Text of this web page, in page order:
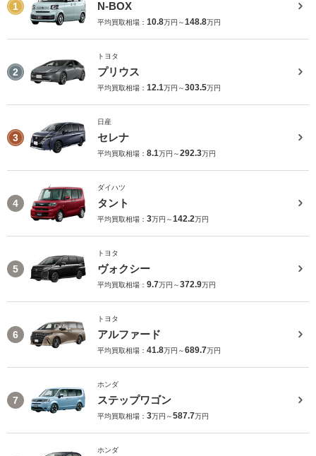
1 N-BOX
平均買取相場： 10.8万円～148.8万円
2
トヨタ
プリウス
平均買取相場： 12.1万円～303.5万円
3
日産
セレナ
平均買取相場： 8.1万円～292.3万円
4
ダイハツ
タント
平均買取相場： 3万円～142.2万円
5
トヨタ
ヴォクシー
平均買取相場： 9.7万円～372.9万円
6
トヨタ
アルファード
平均買取相場： 41.8万円～689.7万円
7
ホンダ
ステップワゴン
平均買取相場： 3万円～587.7万円
ホンダ